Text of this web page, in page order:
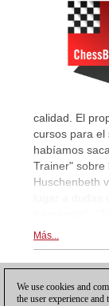
calidad. El
cursos para el
habíamos
Trainer" sobre
Huschenbeth
Más...
We use cookies and
the user experience